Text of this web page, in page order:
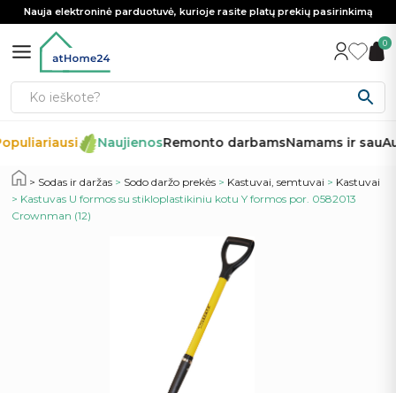
Nauja elektroninė parduotuvė, kurioje rasite platų prekių pasirinkimą
0
NaujienosRemonto darbamsNamams ir sau
Sodas ir daržas > Sodo daržo prekės > Kastuvai, semtuvai > Kastuvai
> Kastuvas U formos su stikloplastikiniu kotu Y formos por. 0582013
Crownman (12)